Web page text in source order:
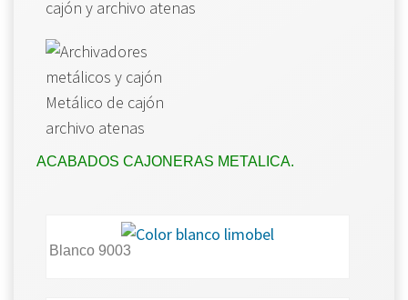
ACABADOS CAJONERAS METALICA.
Blanco 9003